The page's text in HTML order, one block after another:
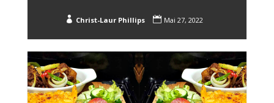
 Christ-Laur Phillips  Mai 27, 2022